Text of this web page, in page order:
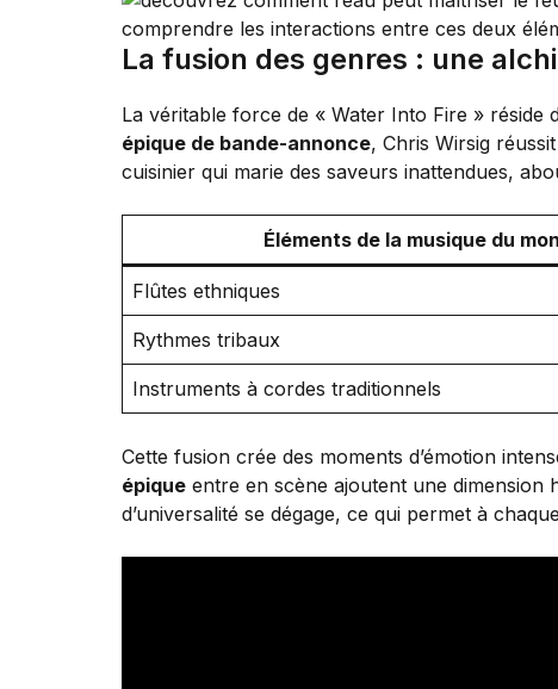
La fusion des genres : une
La véritable force de « Water Into Fire » réside
épique de bande-annonce, Chris Wirsig
cuisinier qui marie des saveurs inattendues,
Éléments de la musique du
Flûtes ethniques
Rythmes tribaux
Instruments à cordes traditionnels
Cette fusion crée des moments d’émotion
épique entre en scène ajoutent une dimension
d’universalité se dégage, ce qui permet à